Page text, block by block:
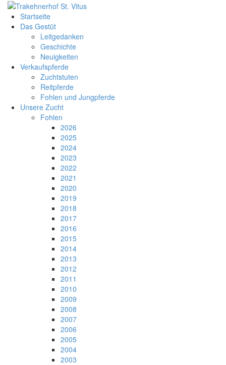
Startseite
Das Gestüt
Leitgedanken
Geschichte
Neuigkeiten
Verkaufspferde
Zuchtstuten
Reitpferde
Fohlen und Jungpferde
Unsere Zucht
Fohlen
2026
2025
2024
2023
2022
2021
2020
2019
2018
2017
2016
2015
2014
2013
2012
2011
2010
2009
2008
2007
2006
2005
2004
2003